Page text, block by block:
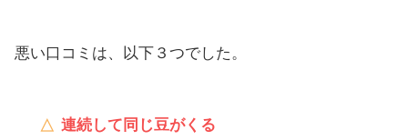
悪い口コミは、以下３つでした。
連続して同じ豆がくる